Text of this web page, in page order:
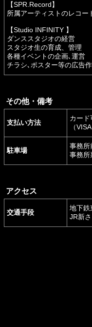
【SPR.Record】
所属アーティストのレコー
【Studio INFINITY 】
ダンススタジオの経営
スタジオ生の育成、管理
各種イベントの企画､運営
チラシ､ポスター等の広告
その他・備考
支払い方法
カード
（
駐車場
事務所
事務所
アクセス
交通手段
地下鉄
JR新